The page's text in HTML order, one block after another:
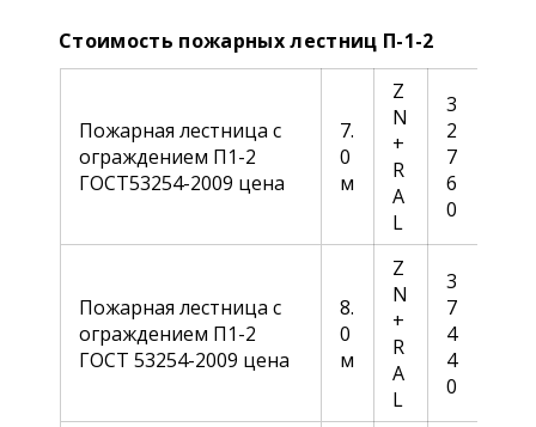
Стоимость пожарных лестниц П-1-2
Пожарная лестница с
ограждением П1-2
ГОСТ53254-2009 цена
7.
0
м
Z
N
+
R
A
L
3
2
7
6
0
Пожарная лестница с
ограждением П1-2
ГОСТ 53254-2009 цена
8.
0
м
Z
N
+
R
A
L
3
7
4
4
0